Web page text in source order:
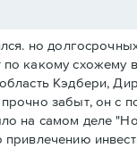
но
какому схожему
Кэдбери,
забыт, он с
на самом деле